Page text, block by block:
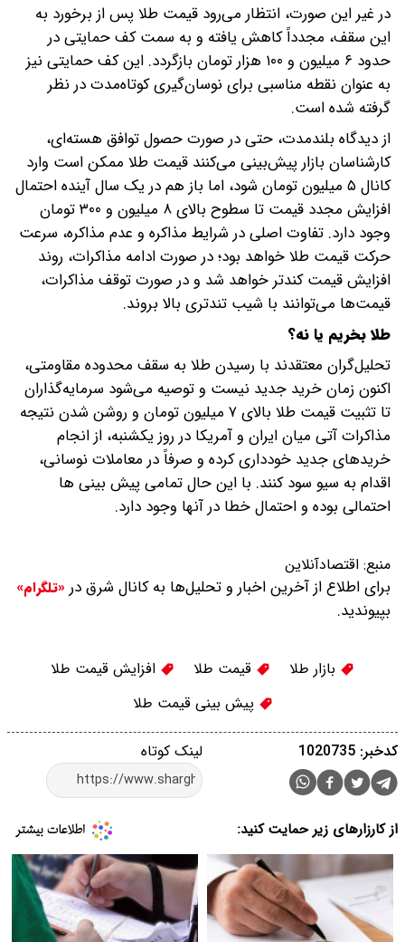
در غیر این صورت، انتظار می‌رود قیمت طلا پس از برخورد به
این سقف، مجدداً کاهش یافته و به سمت کف حمایتی در
حدود ۶ میلیون و ۱۰۰ هزار تومان بازگردد. این کف حمایتی نیز
به عنوان نقطه مناسبی برای نوسان‌گیری کوتاه‌مدت در نظر
گرفته شده است.
از دیدگاه بلندمدت، حتی در صورت حصول توافق هسته‌ای،
کارشناسان بازار پیش‌بینی می‌کنند قیمت طلا ممکن است وارد
کانال ۵ میلیون تومان شود، اما باز هم در یک سال آینده احتمال
افزایش مجدد قیمت تا سطوح بالای ۸ میلیون و ۳۰۰ تومان
وجود دارد. تفاوت اصلی در شرایط مذاکره و عدم مذاکره، سرعت
حرکت قیمت طلا خواهد بود؛ در صورت ادامه مذاکرات، روند
افزایش قیمت کندتر خواهد شد و در صورت توقف مذاکرات،
قیمت‌ها می‌توانند با شیب تندتری بالا بروند.
طلا بخریم یا نه؟
تحلیل‌گران معتقدند با رسیدن طلا به سقف محدوده مقاومتی،
اکنون زمان خرید جدید نیست و توصیه می‌شود سرمایه‌گذاران
تا تثبیت قیمت طلا بالای ۷ میلیون تومان و روشن شدن نتیجه
مذاکرات آتی میان ایران و آمریکا در روز یکشنبه، از انجام
خریدهای جدید خودداری کرده و صرفاً در معاملات نوسانی،
اقدام به سیو سود کنند. با این حال تمامی پیش بینی ها
احتمالی بوده و احتمال خطا در آنها وجود دارد.
منبع: اقتصادآنلاین
برای اطلاع از آخرین اخبار و تحلیل‌ها به کانال شرق در «تلگرام»
بپیوندید.
بازار طلا قیمت طلا
افزایش قیمت طلا
پیش بینی قیمت طلا
لینک کوتاه کدخبر: 1020735
از کارزارهای زیر حمایت کنید: